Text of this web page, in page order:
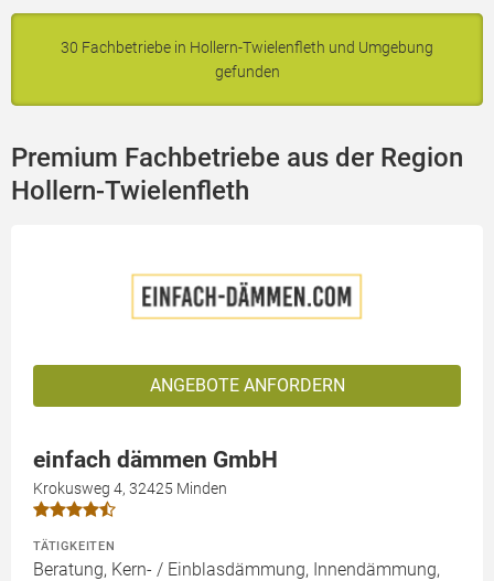
30 Fachbetriebe in Hollern-Twielenfleth und Umgebung
gefunden
Premium Fachbetriebe aus der Region
Hollern-Twielenfleth
ANGEBOTE ANFORDERN
einfach dämmen GmbH
Krokusweg 4, 32425 Minden
TÄTIGKEITEN
Beratung, Kern- / Einblasdämmung, Innendämmung,